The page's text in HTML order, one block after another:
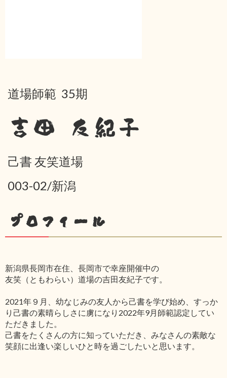
道場師範 35期
吉田 友紀子
己書 友笑道場
003-02/新潟
プロフィール
新潟県長岡市在住、長岡市で幸座開催中の
友笑（ともわらい）道場の吉田友紀子です。
2021年９月、幼なじみの友人から己書を学び始め、すっか
り己書の素晴らしさに虜になり2022年9月師範認定してい
ただきました。
己書をたくさんの方に知っていただき、みなさんの素敵な
笑顔に出逢い楽しいひと時を過ごしたいと思います。